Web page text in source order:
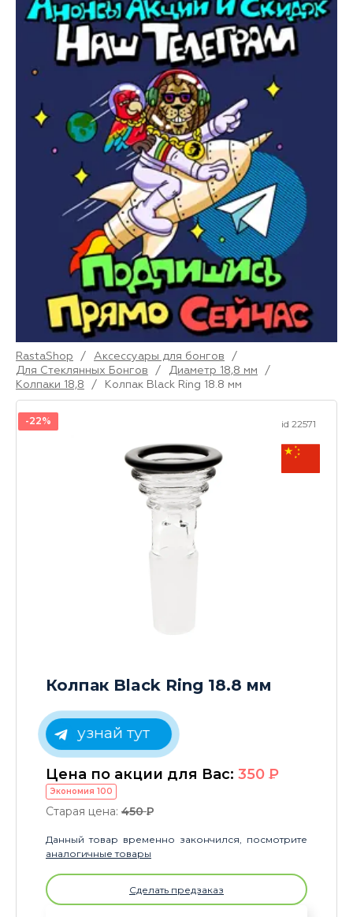
RastaShop / Аксессуары для бонгов
/
Для Стеклянных Бонгов
/ Диаметр 18,8 мм
/
Колпаки 18,8
/ Колпак Black Ring 18.8 мм
id 22571
-22%
Колпак Black Ring 18.8 мм
узнай тут
Цена по акции для Вас: 350 P
Экономия 100
Старая цена: 450P
Данный товар временно закончился, посмотрите
аналогичные товары
Сделать предзаказ